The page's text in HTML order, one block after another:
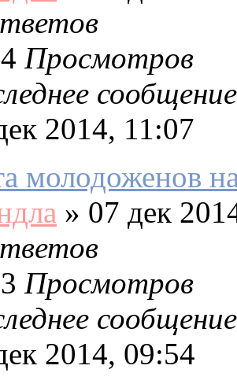
Просмотров
сообщение
2014, 11:07
молодоженов
» 07 дек
Просмотров
сообщение
2014, 09:54